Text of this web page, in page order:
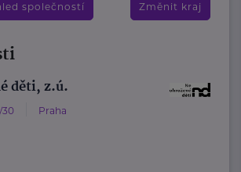
společností Změnit kraj
děti, z.ú.
30 Praha